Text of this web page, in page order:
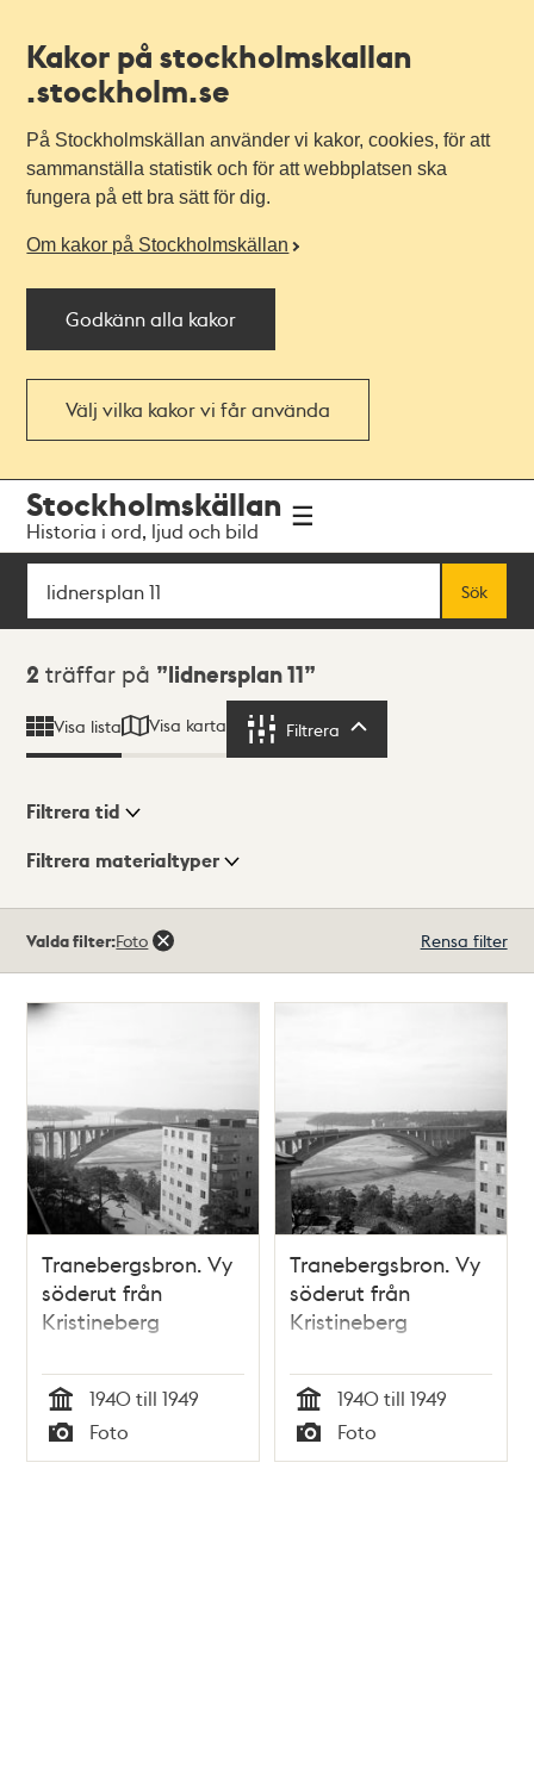
Kakor på stockholmskallan
.stockholm.se
På Stockholmskällan använder vi kakor, cookies, för att
sammanställa statistik och för att webbplatsen ska
fungera på ett bra sätt för dig.
Om kakor på Stockholmskällan
Godkänn alla kakor
Välj vilka kakor vi får använda
navigationen
huvudinnehållet
Stockholmskällan
Historia i ord, ljud och bild
Sök
Sök
Sökresultat
2 träffar på lidnersplan 11
Visa lista Visa karta Filtrera
Visningsläge
Filtrera tid
Filtrera materialtyper
träffar
Valda filter:Foto Rensa filter
Tranebergsbron. Vy
söderut från
Kristineberg
Tid
1940 till 1949
Typ
Foto
Tranebergsbron. Vy
söderut från
Kristineberg
Tid
1940 till 1949
Typ
Foto